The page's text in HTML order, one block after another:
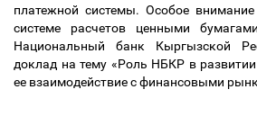
платежной системы. Особое
системе расчетов ценными
Национальный банк Кыргызской
доклад на тему «Роль НБКР в
ее взаимодействие с финансовыми